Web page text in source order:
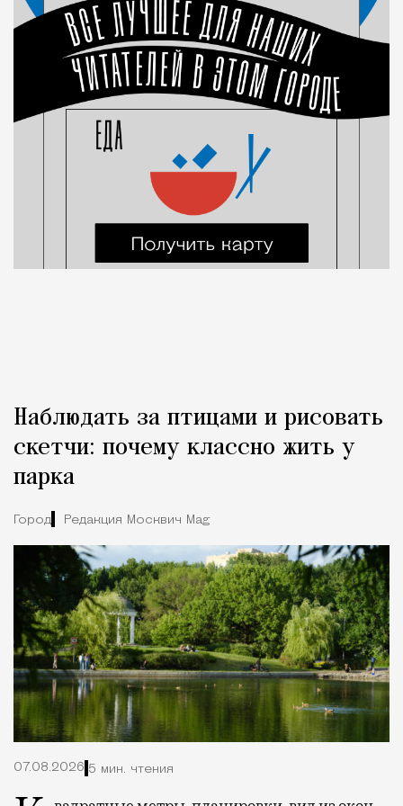
Наблюдать за птицами и рисовать
скетчи: почему классно жить у
парка
Город Редакция Москвич Mag
07.08.2026 5 мин. чтения